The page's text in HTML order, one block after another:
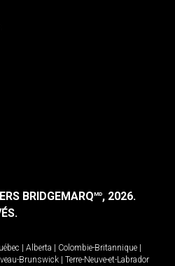
BRIDGEMARQMD, 2026.
Alberta Colombie-Britannique
Brunswick
Terre-Neuve-et-Labrador